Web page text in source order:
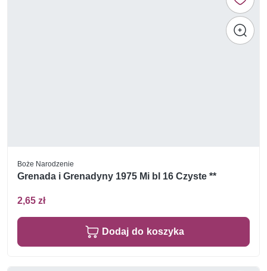
Boże Narodzenie
Grenada i Grenadyny 1975 Mi bl 16 Czyste **
2,65 zł
Dodaj do koszyka